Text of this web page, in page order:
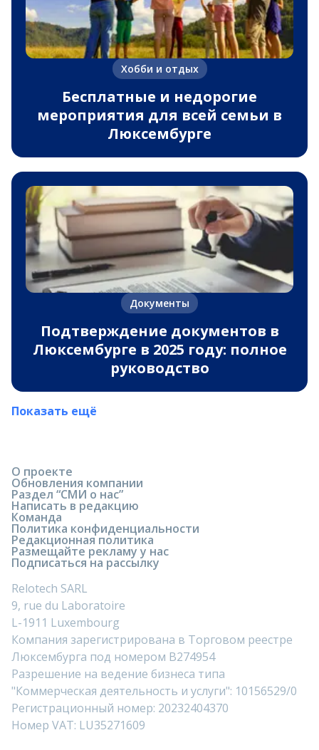
Хобби и отдых
Бесплатные и недорогие
мероприятия для всей семьи в
Люксембурге
Документы
Подтверждение документов в
Люксембурге в 2025 году: полное
руководство
Показать ещё
О проекте
Обновления компании
Раздел “СМИ о нас”
Написать в редакцию
Команда
Политика конфиденциальности
Редакционная политика
Размещайте рекламу у нас
Подписаться на рассылку
Relotech SARL
9, rue du Laboratoire
L-1911 Luxembourg
Компания зарегистрирована в Торговом реестре
Люксембурга под номером B274954
Разрешение на ведение бизнеса типа
"Коммерческая деятельность и услуги": 10156529/0
Регистрационный номер: 20232404370
Номер VAT: LU35271609